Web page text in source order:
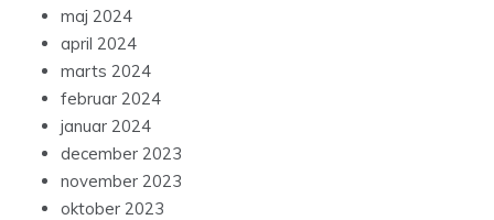
maj 2024
april 2024
marts 2024
februar 2024
januar 2024
december 2023
november 2023
oktober 2023